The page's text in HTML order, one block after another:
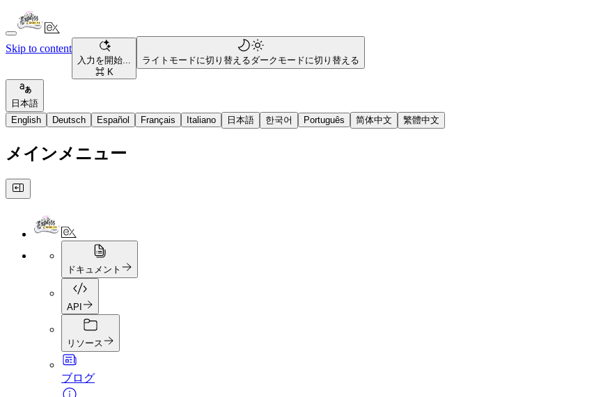
Skip to content
入力を開始...
⌘ K
ライトモードに切り替えるダークモードに切り替える
日本語
English
Deutsch Español Français Italiano 日本語 한국어 Português 简体中文 繁體中文
メインメニュー
ドキュメント
API
リソース
ブログ